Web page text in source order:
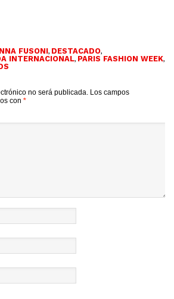
FUSONI, DESTACADO,
INTERNACIONAL, PARIS FASHION WEEK,
no será publicada. Los campos
con *